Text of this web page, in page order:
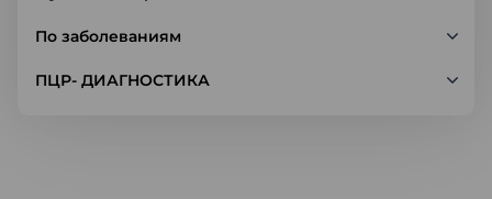
По заболеваниям
ПЦР- ДИАГНОСТИКА